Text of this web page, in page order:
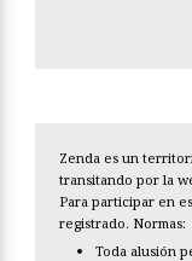
Zenda es un
transitando por la
Para participar en
registrado. Normas:
Toda alusión